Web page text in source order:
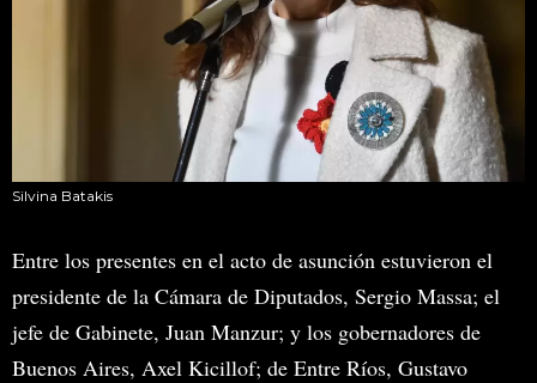
Silvina Batakis
Entre los presentes en el acto de asunción estuvieron el
presidente de la Cámara de Diputados, Sergio Massa; el
jefe de Gabinete, Juan Manzur; y los gobernadores de
Buenos Aires, Axel Kicillof; de Entre Ríos, Gustavo